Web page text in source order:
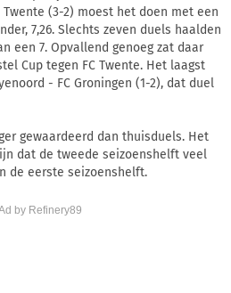
(3-2) moest het doen met een
7,26. Slechts zeven duels haalden
een 7. Opvallend genoeg zat daar
Cup tegen FC Twente. Het laagst
- FC Groningen (1-2), dat duel
gewaardeerd dan thuisduels. Het
dat de tweede seizoenshelft veel
de eerste seizoenshelft.
by Refinery89